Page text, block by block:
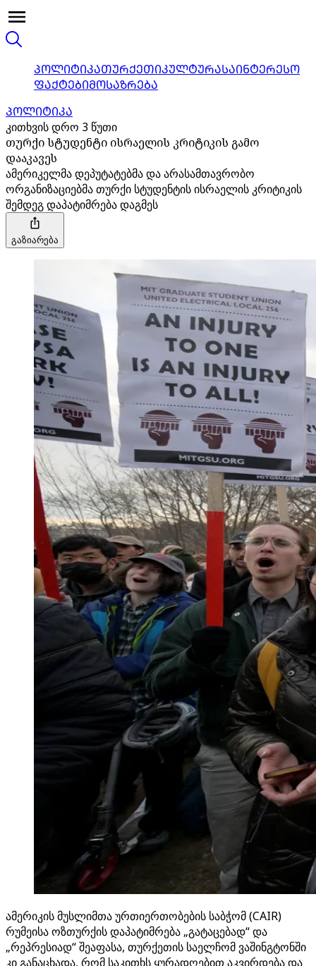
ᲞᲝᲚᲘᲢᲘᲙᲐᲗᲣᲠᲥᲔᲗᲘᲙᲣᲚᲢᲣᲠᲐᲡᲐᲘᲜᲢᲔᲠᲔᲡᲝ
ᲤᲐᲥᲢᲔᲑᲘᲛᲝᲡᲐᲖᲠᲔᲑᲐ
ᲞᲝᲚᲘᲢᲘᲙᲐ
კითხვის დრო 3 წუთი
თურქი სტუდენტი ისრაელის კრიტიკის გამო
დააკავეს
ამერიკელმა დეპუტატებმა და არასამთავრობო
ორგანიზაციებმა თურქი სტუდენტის ისრაელის კრიტიკის
შემდეგ დაპატიმრება დაგმეს
გაზიარება
ამერიკის მუსლიმთა ურთიერთობების საბჭომ (CAIR)
რუმეისა ოზთურქის დაპატიმრება „გატაცებად“ და
„რეპრესიად“ შეაფასა, თურქეთის საელჩომ ვაშინგტონში
კი განაცხადა, რომ საკითხს ყურადღებით აკვირდება და